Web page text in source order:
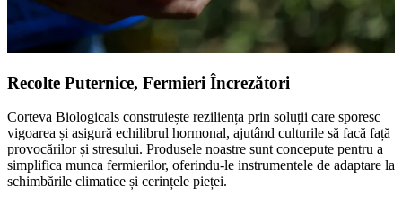
Recolte Puternice, Fermieri Încrezători
Corteva Biologicals construiește reziliența prin soluții care sporesc
vigoarea și asigură echilibrul hormonal, ajutând culturile să facă față
provocărilor și stresului. Produsele noastre sunt concepute pentru a
simplifica munca fermierilor, oferindu-le instrumentele de adaptare la
schimbările climatice și cerințele pieței.